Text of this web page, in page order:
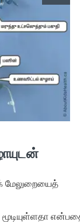
மேலுறையைத்